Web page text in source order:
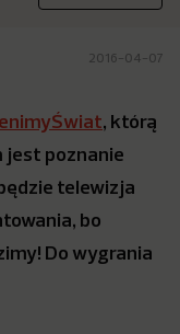
2016-04-07
, którą
jest poznanie
telewizja
bo
Do wygrania